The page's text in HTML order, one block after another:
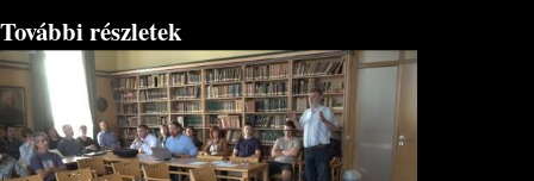
További részletek